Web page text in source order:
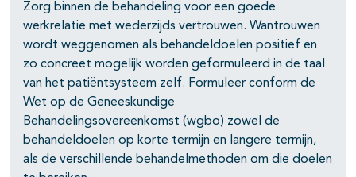
Zorg binnen de behandeling voor een goede
werkrelatie met wederzijds vertrouwen. Wantrouwen
wordt weggenomen als behandeldoelen positief en
zo concreet mogelijk worden geformuleerd in de taal
van het patiëntsysteem zelf. Formuleer conform de
Wet op de Geneeskundige
Behandelingsovereenkomst (wgbo) zowel de
behandeldoelen op korte termijn en langere termijn,
als de verschillende behandelmethoden om die doelen